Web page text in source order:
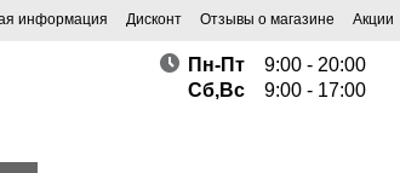
информация Дисконт Отзывы о магазине Акции
Пн-Пт
9:00 - 20:00
Сб,Вс
9:00 - 17:00